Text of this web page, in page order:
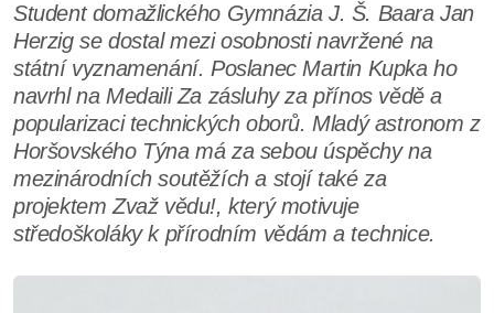
Student domažlického Gymnázia J. Š. Baara Jan
Herzig se dostal mezi osobnosti navržené na
státní vyznamenání. Poslanec Martin Kupka ho
navrhl na Medaili Za zásluhy za přínos vědě a
popularizaci technických oborů. Mladý astronom z
Horšovského Týna má za sebou úspěchy na
mezinárodních soutěžích a stojí také za
projektem Zvaž vědu!, který motivuje
středoškoláky k přírodním vědám a technice.